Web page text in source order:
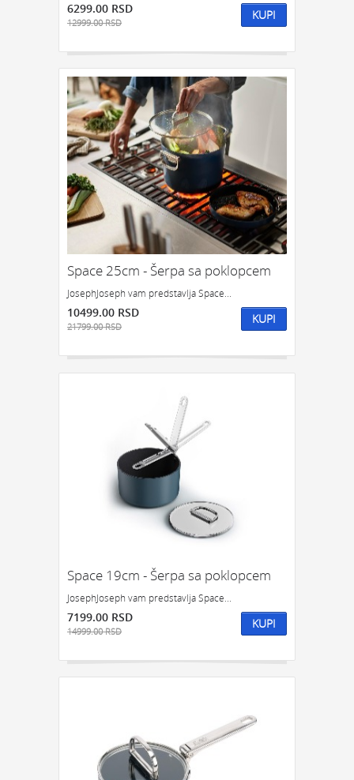
6299.00 RSD
12999.00 RSD
KUPI
Space 25cm - Šerpa sa poklopcem
JosephJoseph vam predstavlja Space...
10499.00 RSD
21799.00 RSD
KUPI
Space 19cm - Šerpa sa poklopcem
JosephJoseph vam predstavlja Space...
7199.00 RSD
14999.00 RSD
KUPI